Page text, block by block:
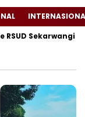
Sekarwangi‎